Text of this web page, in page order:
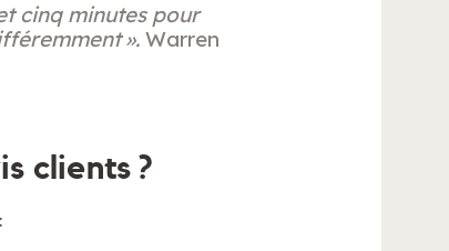
cinq minutes pour
».Warren
clients ?